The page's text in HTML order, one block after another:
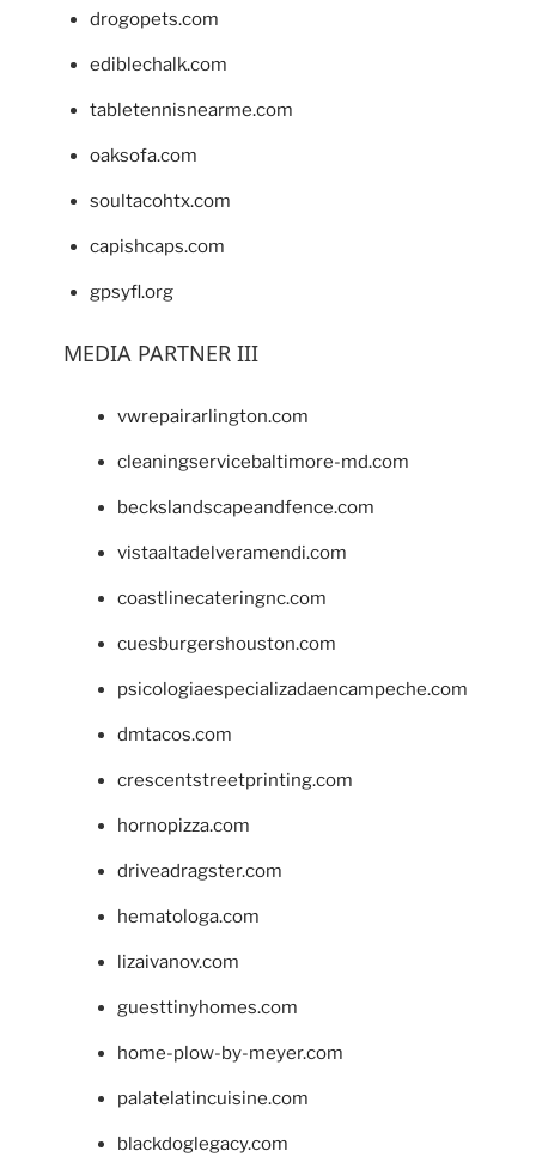
drogopets.com
ediblechalk.com
tabletennisnearme.com
oaksofa.com
soultacohtx.com
capishcaps.com
gpsyfl.org
MEDIA PARTNER III
vwrepairarlington.com
cleaningservicebaltimore-md.com
beckslandscapeandfence.com
vistaaltadelveramendi.com
coastlinecateringnc.com
cuesburgershouston.com
psicologiaespecializadaencampeche.com
dmtacos.com
crescentstreetprinting.com
hornopizza.com
driveadragster.com
hematologa.com
lizaivanov.com
guesttinyhomes.com
home-plow-by-meyer.com
palatelatincuisine.com
blackdoglegacy.com